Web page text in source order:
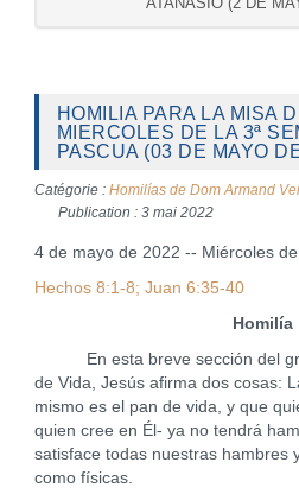
HOMILIA PARA LA MISA
MIERCOLES DE LA 3ª
PASCUA (03 DE MAYO
Catégorie : Homilías de Dom Armand
Publication : 3 mai 2022
4 de mayo de 2022 -- Miércoles
Hechos 8:1-8; Juan 6:35-40
Homilía
En esta breve sección del
de Vida, Jesús afirma dos cosas:
mismo es el pan de vida, y que
quien cree en Él- ya no tendrá
satisface todas nuestras hambres
como físicas.